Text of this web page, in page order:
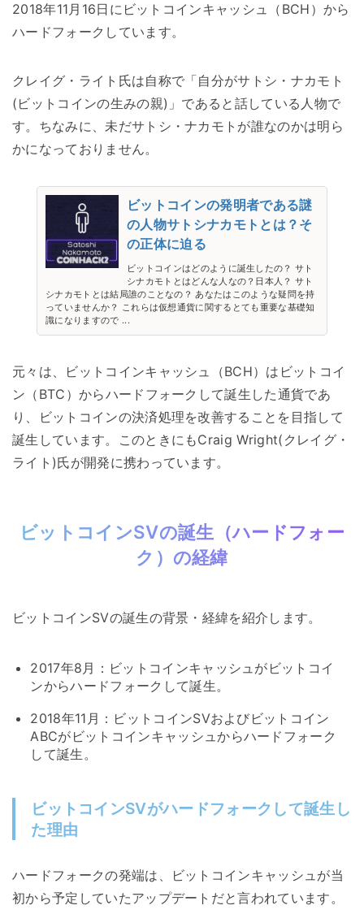
2018年11月16日にビットコインキャッシュ（BCH）から
ハードフォークしています。
クレイグ・ライト氏は自称で「自分がサトシ・ナカモト
(ビットコインの生みの親)」であると話している人物で
す。ちなみに、未だサトシ・ナカモトが誰なのかは明ら
かになっておりません。
ビットコインの発明者である謎
の人物サトシナカモトとは？そ
の正体に迫る
ビットコインはどのように誕生したの？ サト
シナカモトとはどんな人なの？日本人？ サト
シナカモトとは結局誰のことなの？ あなたはこのような疑問を持
っていませんか？ これらは仮想通貨に関するとても重要な基礎知
識になりますので ...
元々は、ビットコインキャッシュ（BCH）はビットコイ
ン（BTC）からハードフォークして誕生した通貨であ
り、ビットコインの決済処理を改善することを目指して
誕生しています。このときにもCraig Wright(クレイグ・
ライト)氏が開発に携わっています。
ビットコインSVの誕生（ハードフォー
ク）の経緯
ビットコインSVの誕生の背景・経緯を紹介します。
2017年8月：ビットコインキャッシュがビットコイ
ンからハードフォークして誕生。
2018年11月：ビットコインSVおよびビットコイン
ABCがビットコインキャッシュからハードフォーク
して誕生。
ビットコインSVがハードフォークして誕生し
た理由
ハードフォークの発端は、ビットコインキャッシュが当
初から予定していたアップデートだと言われています。